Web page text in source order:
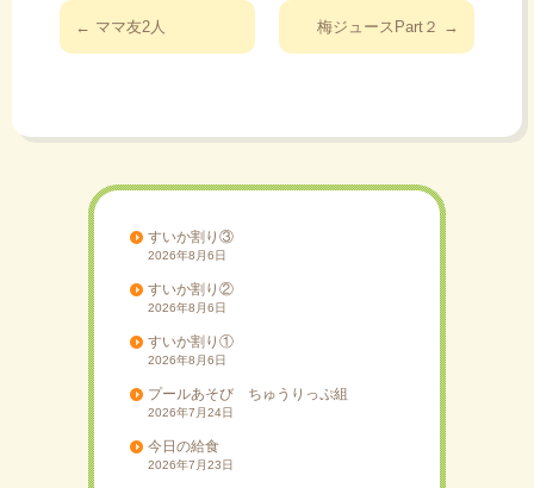
投
稿
ゲ
← ママ友2人 梅ジュースPart２ →
すいか割り③
2026年8月6日
すいか割り②
2026年8月6日
すいか割り①
2026年8月6日
プールあそび ちゅうりっぷ組
2026年7月24日
今日の給食
2026年7月23日